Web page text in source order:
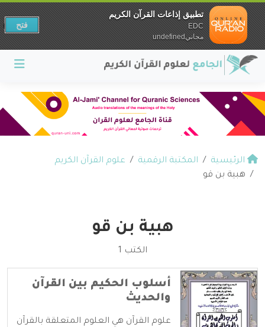
الرئيسية المكتبة الرقمية
علوم القرآن الكريم
هبية بن قو
هبية بن قو
الكتب 1
أسلوب الحكيم بين القرآن
والحديث
علوم القرآن هي العلوم المتعلقة بالقرآن
تطبيق إذاعات القرآن الكريم
EDC
مجانيundefined
فتح